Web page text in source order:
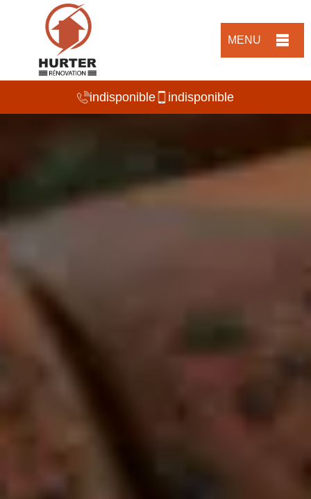
MENU
indisponible indisponible